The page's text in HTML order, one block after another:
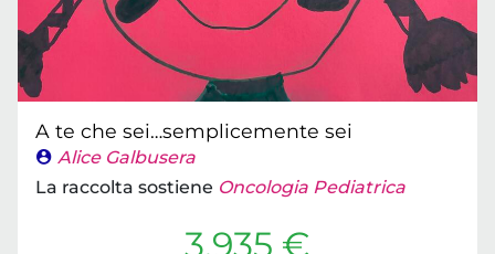
A te che sei…semplicemente sei
Alice Galbusera
La raccolta sostiene Oncologia Pediatrica
3.935 €